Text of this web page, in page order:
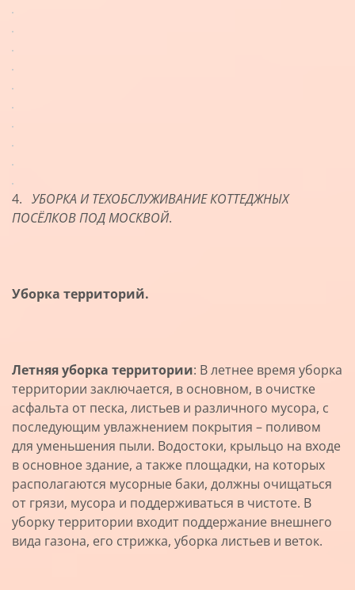
4. УБОРКА И ТЕХОБСЛУЖИВАНИЕ КОТТЕДЖНЫХ
ПОСЁЛКОВ ПОД МОСКВОЙ.
Уборка территорий.
Летняя уборка территории: В летнее время уборка
территории заключается, в основном, в очистке
асфальта от песка, листьев и различного мусора, с
последующим увлажнением покрытия – поливом
для уменьшения пыли. Водостоки, крыльцо на входе
в основное здание, а также площадки, на которых
располагаются мусорные баки, должны очищаться
от грязи, мусора и поддерживаться в чистоте. В
уборку территории входит поддержание внешнего
вида газона, его стрижка, уборка листьев и веток.